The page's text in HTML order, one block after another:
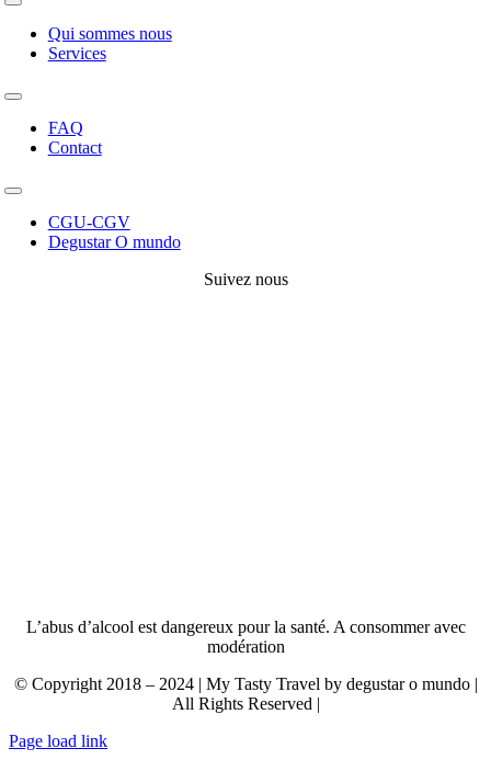
Toggle
NavigationQui sommes nous
Services
Toggle
Navigation
FAQ
Contact
Toggle
NavigationCGU-CGV
Degustar O mundo
Suivez nous
L’abus d’alcool est dangereux pour la santé. A consommer avec
modération
© Copyright 2018 – 2024 | My Tasty Travel by degustar o mundo |
All Rights Reserved |
Page load link